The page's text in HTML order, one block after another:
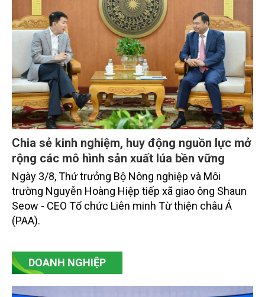
Chia sẻ kinh nghiệm, huy động nguồn lực mở
rộng các mô hình sản xuất lúa bền vững
Ngày 3/8, Thứ trưởng Bộ Nông nghiệp và Môi
trường Nguyễn Hoàng Hiệp tiếp xã giao ông Shaun
Seow - CEO Tổ chức Liên minh Từ thiện châu Á
(PAA).
DOANH NGHIỆP